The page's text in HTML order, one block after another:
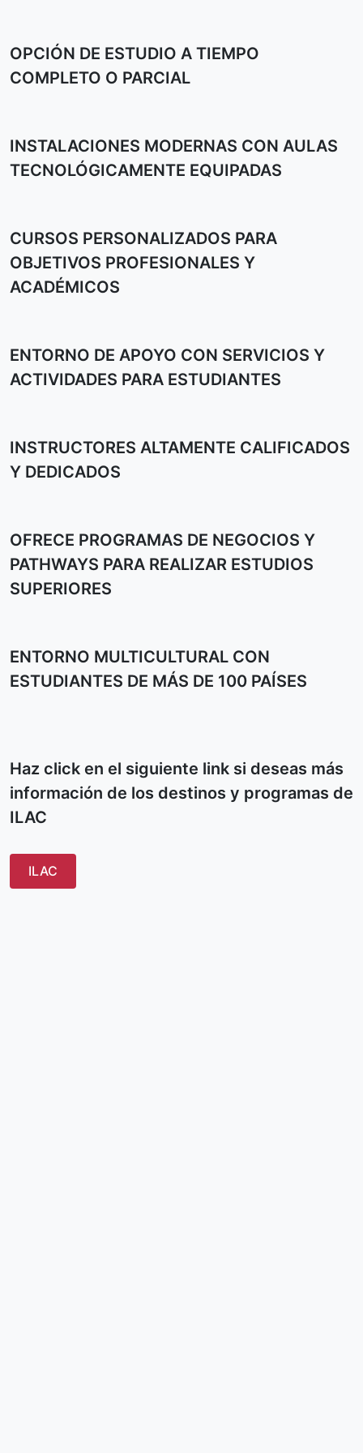
OPCIÓN DE ESTUDIO A TIEMPO
COMPLETO O PARCIAL
INSTALACIONES MODERNAS CON AULAS
TECNOLÓGICAMENTE EQUIPADAS
CURSOS PERSONALIZADOS PARA
OBJETIVOS PROFESIONALES Y
ACADÉMICOS
ENTORNO DE APOYO CON SERVICIOS Y
ACTIVIDADES PARA ESTUDIANTES
INSTRUCTORES ALTAMENTE CALIFICADOS
Y DEDICADOS
OFRECE PROGRAMAS DE NEGOCIOS Y
PATHWAYS PARA REALIZAR ESTUDIOS
SUPERIORES
ENTORNO MULTICULTURAL CON
ESTUDIANTES DE MÁS DE 100 PAÍSES
Haz click en el siguiente link si deseas más
información de los destinos y programas de
ILAC
ILAC